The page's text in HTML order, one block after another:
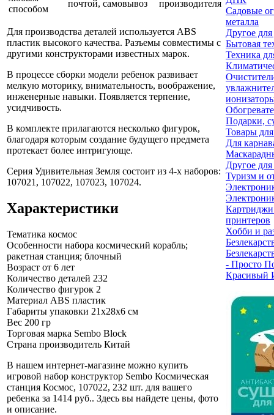
способом
почтой, самовывоз
производителя
Для производства деталей используется ABS
пластик высокого качества. Разъемы совместимы с
другими конструкторами известных марок.
В процессе сборки модели ребенок развивает
мелкую моторику, внимательность, воображение,
инженерные навыки. Появляется терпение,
усидчивость.
В комплекте прилагаются несколько фигурок,
благодаря которым создание будущего предмета
протекает более интригующе.
Серия Удивительная Земля состоит из 4-х наборов:
107021, 107022, 107023, 107024.
Характеристики
Тематика космос
Особенности набора космический корабль;
ракетная станция; блочный
Возраст от 6 лет
Количество деталей 232
Количество фигурок 2
Материал ABS пластик
Габариты упаковки 21х28х6 см
Вес 200 гр
Торговая марка Sembo Block
Страна производитель Китай
В нашем интернет-магазине можно купить
игровой набор конструктор Sembo Космическая
станция Космос, 107022, 232 шт. для вашего
ребенка за 1414 руб.. Здесь вы найдете цены, фото
и описание.
Садовые
металла
Другое для
Бытовая
Техника
Подарки,
Товары
Для
Другое
Туризм и
Картриджи
принтеров
Хобби и
- Просто
Красивый